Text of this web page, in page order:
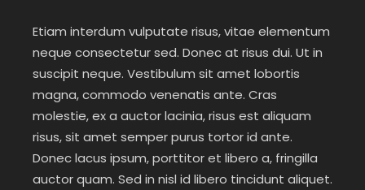
Etiam interdum vulputate risus, vitae elementum
neque consectetur sed. Donec at risus dui. Ut in
suscipit neque. Vestibulum sit amet lobortis
magna, commodo venenatis ante. Cras
molestie, ex a auctor lacinia, risus est aliquam
risus, sit amet semper purus tortor id ante.
Donec lacus ipsum, porttitor et libero a, fringilla
auctor quam. Sed in nisl id libero tincidunt aliquet.